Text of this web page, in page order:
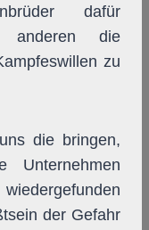
dafür
die
zu
die bringen,
Unternehmen
der Gefahr